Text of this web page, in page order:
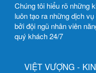
Chúng tôi hiểu rõ những
luôn tạo ra những dịch
bởi đội ngũ nhân viên
quý khách 24/7
VIỆT VƯỢNG -